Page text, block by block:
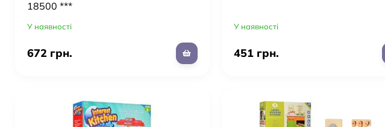
18500 ***
У наявності
672 грн.
У наявності
451 грн.